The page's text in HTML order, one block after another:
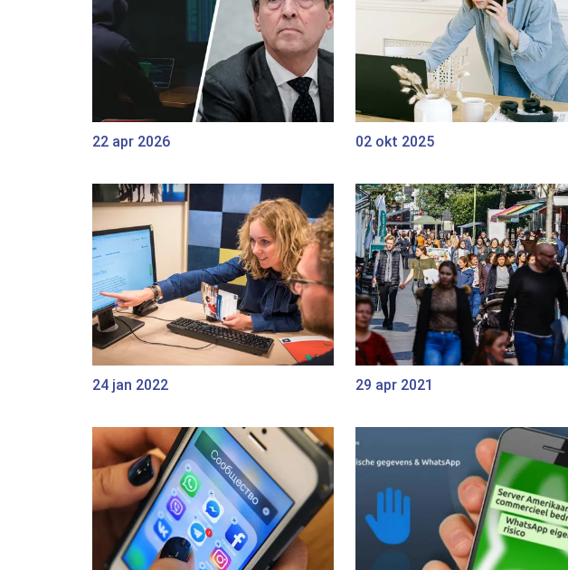
22 apr 2026 02 okt 2025
24 jan 2022 29 apr 2021